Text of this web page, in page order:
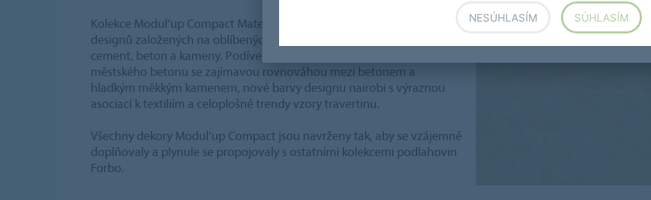
Kolekce Modul’up Compact Material představuje řadu moderních
designů založených na oblíbených podlahových materiálech, jako je
cement, beton a kameny. Podívejte se například na předměty z
městského betonu se zajímavou rovnováhou mezi betonem a
hladkým měkkým kamenem, nové barvy designu nairobi s výraznou
asociací k textiliím a celoplošné trendy vzory travertinu.
Všechny dekory Modul’up Compact jsou navrženy tak, aby se vzájemně
doplňovaly a plynule se propojovaly s ostatními kolekcemi podlahovin
Forbo.
NESÚHLASÍM SÚHLASÍM